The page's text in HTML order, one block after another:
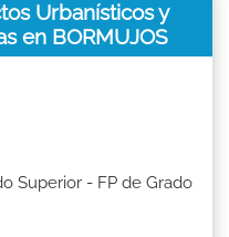
Urbanísticos y
en BORMUJOS
Superior - FP de Grado